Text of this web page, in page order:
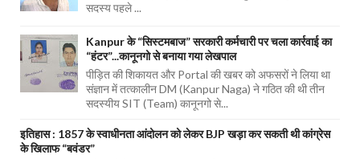
सदस्य पहले ...
Kanpur के “सिस्टमबाज” सरकारी कर्मचारी पर चला कार्रवाई का
“हंटर”...कानूनगो से बनाया गया लेखपाल
पीड़ित की शिकायत और Portal की खबर को अफसरों ने लिया था
संज्ञान में तत्कालीन DM (Kanpur Naga) ने गठित की थी तीन
सदस्यीय SIT (Team) कानूनगो से...
इतिहास : 1857 के स्वाधीनता आंदोलन को लेकर BJP खड़ा कर सकती थी कांग्रेस
के खिलाफ “बवंडर”